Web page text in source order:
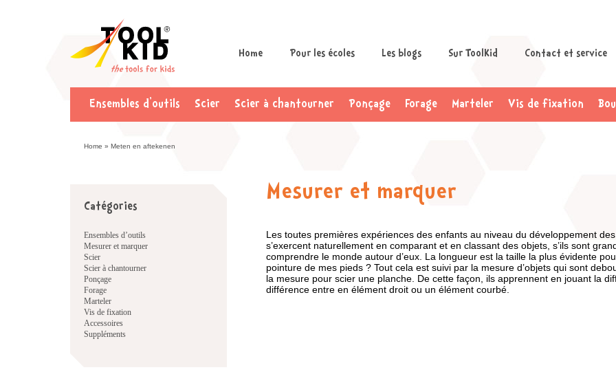
Home Pour les écoles Les blogs Sur ToolKid Contact et service
Ensembles d’outils Scier Scier à chantourner Ponçage Forage Marteler Vis de fixation
Home » Meten en aftekenen
Catégories
Ensembles d’outils
Mesurer et marquer
Scier
Scier à chantourner
Ponçage
Forage
Marteler
Vis de fixation
Accessoires
Suppléments
Mesurer et marquer
Les toutes premières expériences des enfants au niveau du développement
s’exercent naturellement en comparant et en classant des objets, s’ils sont
comprendre le monde autour d’eux. La longueur est la taille la plus évidente
pointure de mes pieds ? Tout cela est suivi par la mesure d’objets qui sont
la mesure pour scier une planche. De cette façon, ils apprennent en jouant la
différence entre en élément droit ou un élément courbé.